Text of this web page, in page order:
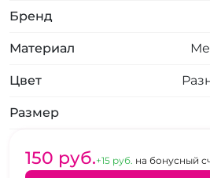
Бренд
Материал
Цвет
Размер
150 pуб.+15 pуб. на бонусный